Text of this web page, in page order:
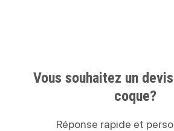
Vous souhaitez un
coque?
Réponse rapide et